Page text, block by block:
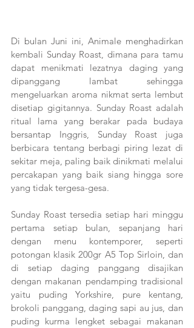
Di bulan Juni ini, Animale menghadirkan
kembali Sunday Roast, dimana para tamu
dapat menikmati lezatnya daging yang
dipanggang lambat sehingga
mengeluarkan aroma nikmat serta lembut
disetiap gigitannya. Sunday Roast adalah
ritual lama yang berakar pada budaya
bersantap Inggris, Sunday Roast juga
berbicara tentang berbagi piring lezat di
sekitar meja, paling baik dinikmati melalui
percakapan yang baik siang hingga sore
yang tidak tergesa-gesa.
Sunday Roast tersedia setiap hari minggu
pertama setiap bulan, sepanjang hari
dengan menu kontemporer, seperti
potongan klasik 200gr A5 Top Sirloin, dan
di setiap daging panggang disajikan
dengan makanan pendamping tradisional
yaitu puding Yorkshire, pure kentang,
brokoli panggang, daging sapi au jus, dan
puding kurma lengket sebagai makanan